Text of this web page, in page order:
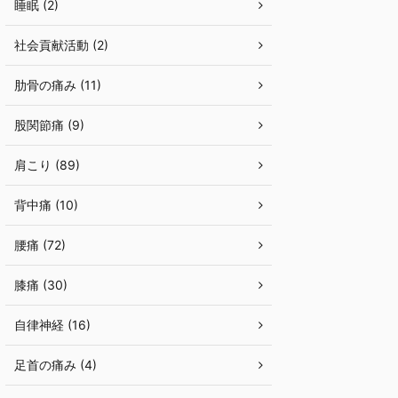
睡眠 (2)
社会貢献活動 (2)
肋骨の痛み (11)
股関節痛 (9)
肩こり (89)
背中痛 (10)
腰痛 (72)
膝痛 (30)
自律神経 (16)
足首の痛み (4)